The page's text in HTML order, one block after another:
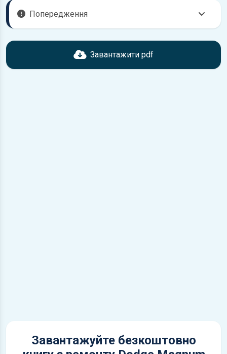
Попередження
Перед завантаженням ознайомтесь з характеристиками
Dodge Magnum, що надані в книзі. Можливі розбіжності,
Завантажити pdf
Завантажуйте безкоштовно